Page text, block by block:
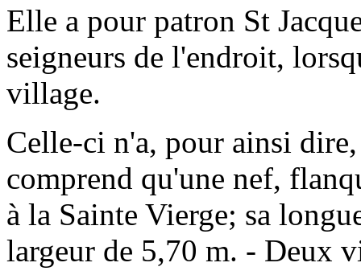
Elle a pour patron St
seigneurs de l'endroit,
village.
Celle-ci n'a, pour ainsi
comprend qu'une nef,
à la Sainte Vierge; sa
largeur de 5,70 m. - Deux